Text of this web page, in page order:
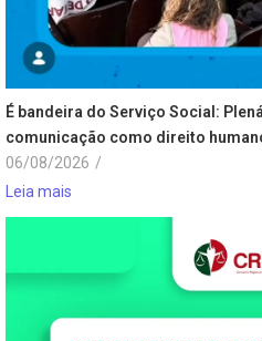
É bandeira do Serviço Social:
comunicação como direito
06/08/2026 /
Leia mais